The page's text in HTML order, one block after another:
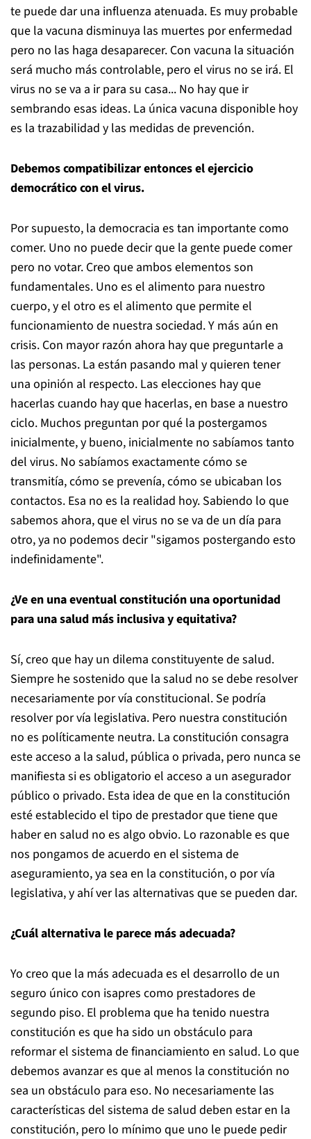
te puede dar una influenza atenuada. Es muy probable
que la vacuna disminuya las muertes por enfermedad
pero no las haga desaparecer. Con vacuna la situación
será mucho más controlable, pero el virus no se irá. El
virus no se va a ir para su casa... No hay que ir
sembrando esas ideas. La única vacuna disponible hoy
es la trazabilidad y las medidas de prevención.
Debemos compatibilizar entonces el ejercicio
democrático con el virus.
Por supuesto, la democracia es tan importante como
comer. Uno no puede decir que la gente puede comer
pero no votar. Creo que ambos elementos son
fundamentales. Uno es el alimento para nuestro
cuerpo, y el otro es el alimento que permite el
funcionamiento de nuestra sociedad. Y más aún en
crisis. Con mayor razón ahora hay que preguntarle a
las personas. La están pasando mal y quieren tener
una opinión al respecto. Las elecciones hay que
hacerlas cuando hay que hacerlas, en base a nuestro
ciclo. Muchos preguntan por qué la postergamos
inicialmente, y bueno, inicialmente no sabíamos tanto
del virus. No sabíamos exactamente cómo se
transmitía, cómo se prevenía, cómo se ubicaban los
contactos. Esa no es la realidad hoy. Sabiendo lo que
sabemos ahora, que el virus no se va de un día para
otro, ya no podemos decir "sigamos postergando esto
indefinidamente".
¿Ve en una eventual constitución una oportunidad
para una salud más inclusiva y equitativa?
Sí, creo que hay un dilema constituyente de salud.
Siempre he sostenido que la salud no se debe resolver
necesariamente por vía constitucional. Se podría
resolver por vía legislativa. Pero nuestra constitución
no es políticamente neutra. La constitución consagra
este acceso a la salud, pública o privada, pero nunca se
manifiesta si es obligatorio el acceso a un asegurador
público o privado. Esta idea de que en la constitución
esté establecido el tipo de prestador que tiene que
haber en salud no es algo obvio. Lo razonable es que
nos pongamos de acuerdo en el sistema de
aseguramiento, ya sea en la constitución, o por vía
legislativa, y ahí ver las alternativas que se pueden dar.
¿Cuál alternativa le parece más adecuada?
Yo creo que la más adecuada es el desarrollo de un
seguro único con isapres como prestadores de
segundo piso. El problema que ha tenido nuestra
constitución es que ha sido un obstáculo para
reformar el sistema de financiamiento en salud. Lo que
debemos avanzar es que al menos la constitución no
sea un obstáculo para eso. No necesariamente las
características del sistema de salud deben estar en la
constitución, pero lo mínimo que uno le puede pedir